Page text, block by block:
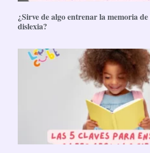
¿Sirve de algo entrenar la memoria
dislexia?